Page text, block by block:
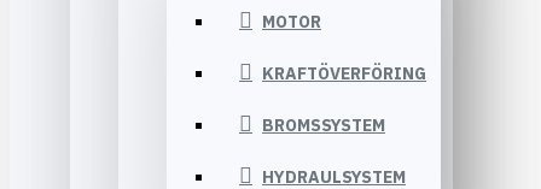
MOTOR
KRAFTÖVERFÖRING
BROMSSYSTEM
HYDRAULSYSTEM